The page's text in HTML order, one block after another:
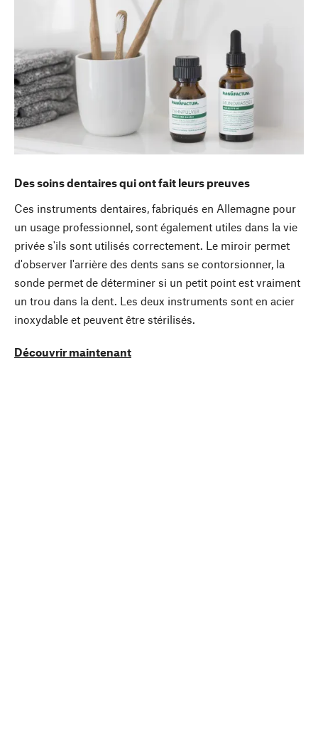
Des soins dentaires qui ont fait leurs preuves
Ces instruments dentaires, fabriqués en Allemagne pour
un usage professionnel, sont également utiles dans la vie
privée s'ils sont utilisés correctement. Le miroir permet
d'observer l'arrière des dents sans se contorsionner, la
sonde permet de déterminer si un petit point est vraiment
un trou dans la dent. Les deux instruments sont en acier
inoxydable et peuvent être stérilisés.
Découvrir maintenant